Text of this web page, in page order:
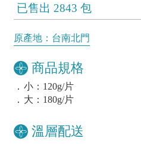
已售出 2843 包
原產地：台南北門
商品規格
． 小：120g/片
． 大：180g/片
溫層配送